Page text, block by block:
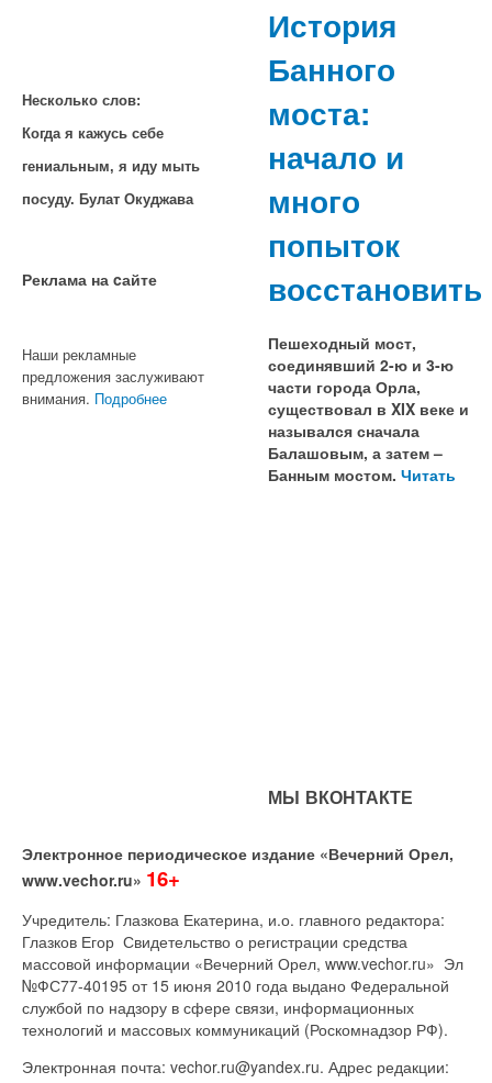
Несколько слов:
Когда я кажусь себе
гениальным, я иду мыть
посуду. Булат Окуджава
Реклама на cайте
Наши рекламные
предложения заслуживают
внимания. Подробнее
История
Банного
моста:
начало и
много
попыток
восстановить
Пешеходный мост,
соединявший 2-ю и 3-ю
части города Орла,
существовал в XIX веке и
назывался сначала
Балашовым, а затем –
Банным мостом. Читать
МЫ ВКОНТАКТЕ
Электронное периодическое издание «Вечерний Орел,
www.vechor.ru» 16+
Учредитель: Глазкова Екатерина, и.о. главного редактора:
Глазков Егор Свидетельство о регистрации средства
массовой информации «Вечерний Орел, www.vechor.ru» Эл
№ФС77-40195 от 15 июня 2010 года выдано Федеральной
службой по надзору в сфере связи, информационных
технологий и массовых коммуникаций (Роскомнадзор РФ).
Электронная почта: vechor.ru@yandex.ru. Адрес редакции: